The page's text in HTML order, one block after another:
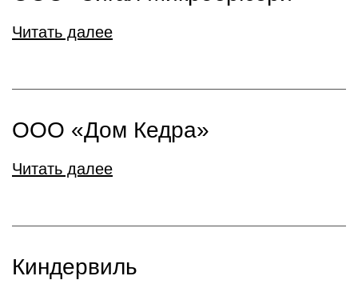
Читать далее
ООО «Дом Кедра»
Читать далее
Киндервиль